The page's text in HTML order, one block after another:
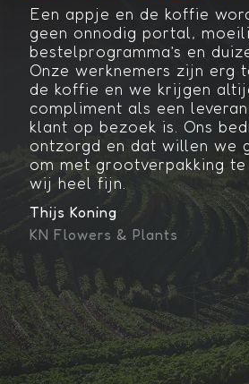
Een appje en de koffie
geen onnodig portal,
bestelprogramma’s en
Onze werknemers zijn erg
de koffie en we krijgen
compliment als een
klant op bezoek is. Ons
ontzorgd en dat willen we
om met grootverpakking te
wij heel fijn.
Thijs Koning
KN Flowers & Plants